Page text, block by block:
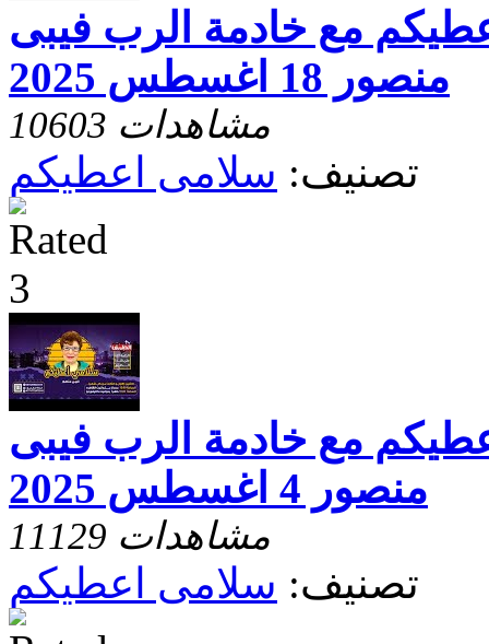
مع خادمة الرب فيبى
منصور 18 اغسطس 2025
10603 مشاهدات
تصنيف: سلامى اعطيكم
مع خادمة الرب فيبى
منصور 4 اغسطس 2025
11129 مشاهدات
تصنيف: سلامى اعطيكم